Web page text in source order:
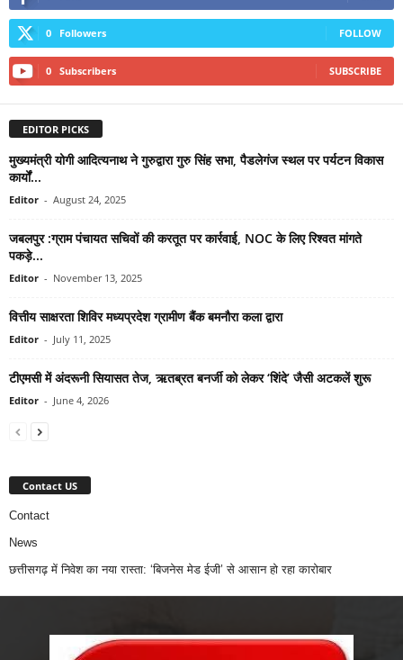
0 Followers FOLLOW
0 Subscribers SUBSCRIBE
EDITOR PICKS
मुख्यमंत्री योगी आदित्यनाथ ने गुरुद्वारा गुरु सिंह सभा, पैडलेगंज स्थल पर पर्यटन विकास
कार्यों...
Editor - August 24, 2025
जबलपुर :ग्राम पंचायत सचिवों की करतूत पर कार्रवाई, NOC के लिए रिश्वत मांगते
पकड़े...
Editor - November 13, 2025
वित्तीय साक्षरता शिविर मध्यप्रदेश ग्रामीण बैंक बमनौरा कला द्वारा
Editor - July 11, 2025
टीएमसी में अंदरूनी सियासत तेज, ऋतब्रत बनर्जी को लेकर ‘शिंदे’ जैसी अटकलें शुरू
Editor - June 4, 2026
Contact US
Contact
News
छत्तीसगढ़ में निवेश का नया रास्ता: ‘बिजनेस मेड ईजी’ से आसान हो रहा कारोबार